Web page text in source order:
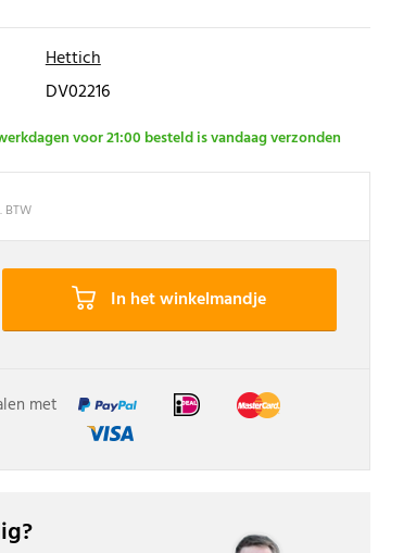
Hettich
DV02216
voor 21:00 besteld is vandaag verzonden
BTW
In het winkelmandje
met